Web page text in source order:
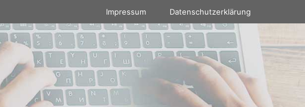
Impressum Datenschutzerklärung